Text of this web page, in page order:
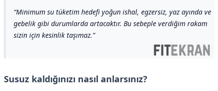
Minimum su tüketim hedefi yoğun ishal, egzersiz, yaz ayında ve
gebelik gibi durumlarda artacaktır. Bu sebeple verdiğim rakam
sizin için kesinlik taşımaz.
Susuz kaldığınızı nasıl anlarsınız?